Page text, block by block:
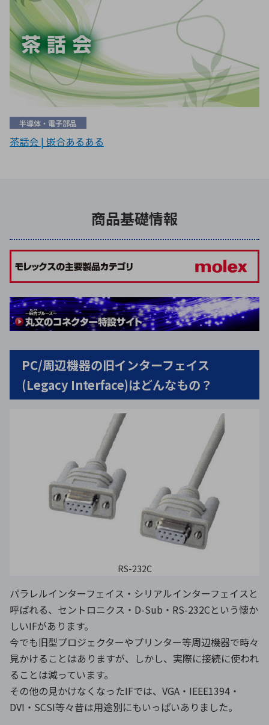
半導体・電子部品
茶話会 | 嵌合あるある
商品基礎情報
PC/周辺機器の旧インターフェイス
(Legacy Interface)はどんなもの？
RS-232C
パラレルインターフェイス・シリアルインターフェイスと
呼ばれる、セントロニクス・D-Sub・RS-232Cという懐か
しいIFがあります。
今でも旧型プロジェクターやプリンター等周辺機器で時々
見かけることはありますが、しかし、実際に接続に使われ
ることは減っています。
その他の見かけなくなったIFでは、VGA・IEEE1394・
DVI・SCSI等々昔は用途別にもいっぱいありました。